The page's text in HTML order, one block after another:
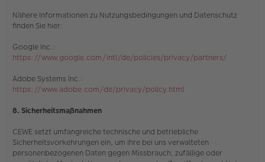
Nähere Informationen zu Nutzungsbedingungen und Datenschutz
finden Sie hier:
Google Inc.:
https://www.google.com/intl/de/policies/privacy/partners/
Adobe Systems Inc.:
https://www.adobe.com/de/privacy/policy.html
8. Sicherheitsmaßnahmen
CEWE setzt umfangreiche technische und betriebliche
Sicherheitsvorkehrungen ein, um Ihre bei uns verwalteten
personenbezogenen Daten gegen Missbrauch, zufällige oder